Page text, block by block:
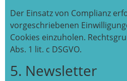
Der Einsatz von Complianz
vorgeschriebenen
Cookies einzuholen.
Abs. 1 lit. c DSGVO.
5. Newsletter